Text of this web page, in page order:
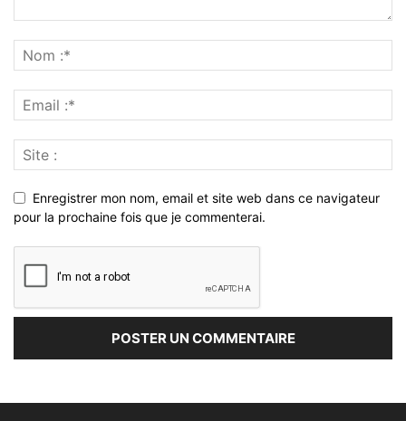
Enregistrer mon nom, email et site web dans ce navigateur
pour la prochaine fois que je commenterai.